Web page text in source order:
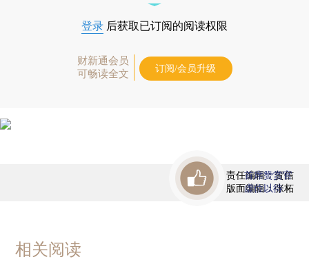
登录 后获取已订阅的阅读权限
财新通会员
可畅读全文
订阅/会员升级
责任编辑：贺信
版面编辑：张柘
首席赞赏官
虚位以待
相关阅读